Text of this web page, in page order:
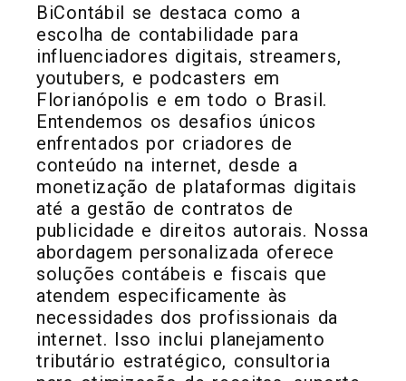
BiContábil se destaca como a
escolha de contabilidade para
influenciadores digitais, streamers,
youtubers, e podcasters em
Florianópolis e em todo o Brasil.
Entendemos os desafios únicos
enfrentados por criadores de
conteúdo na internet, desde a
monetização de plataformas digitais
até a gestão de contratos de
publicidade e direitos autorais. Nossa
abordagem personalizada oferece
soluções contábeis e fiscais que
atendem especificamente às
necessidades dos profissionais da
internet. Isso inclui planejamento
tributário estratégico, consultoria